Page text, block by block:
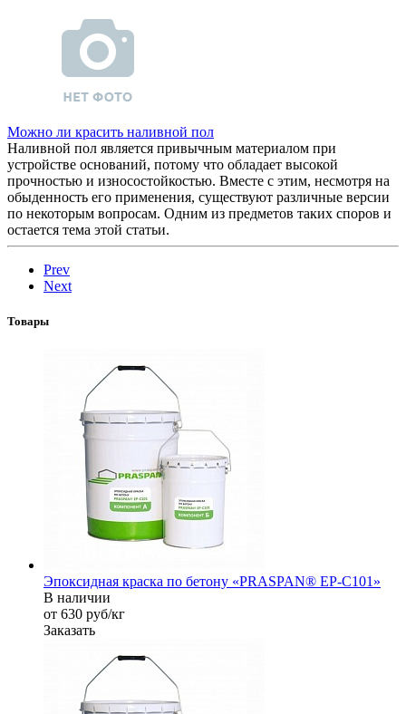
Можно ли красить наливной пол
Наливной пол является привычным материалом при
устройстве оснований, потому что обладает высокой
прочностью и износостойкостью. Вместе с этим, несмотря на
обыденность его применения, существуют различные версии
по некоторым вопросам. Одним из предметов таких споров и
остается тема этой статьи.
Prev
Next
Товары
Эпоксидная краска по бетону «PRASPAN® EP-C101»
В наличии
от 630 руб/кг
Заказать